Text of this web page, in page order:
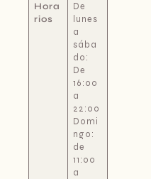
Hora
rios
De
lunes
a
sába
do:
De
16:00
a
22:00
Domi
ngo:
de
11:00
a